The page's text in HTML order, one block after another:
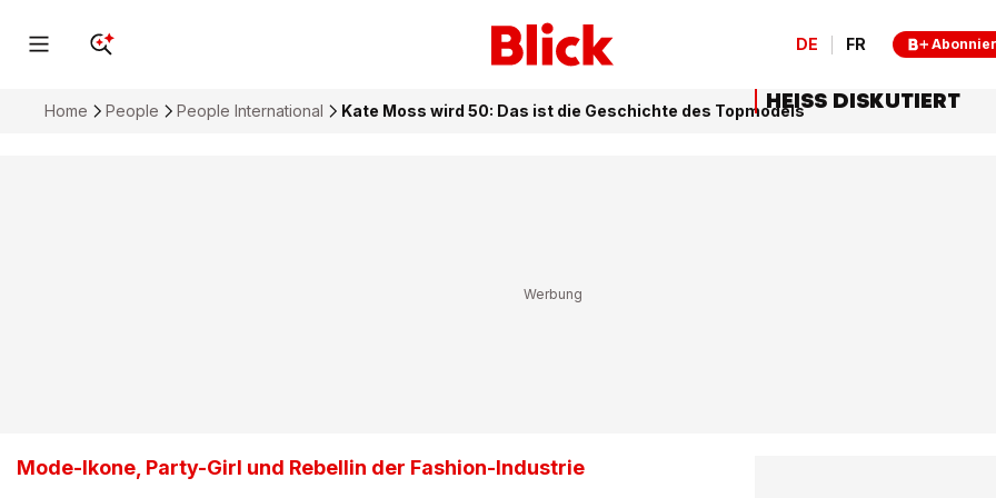
DE FR
Home People People International Kate Moss wird 50: Das ist die Geschichte des Topmodels
Mode-Ikone, Party-Girl und Rebellin der Fashion-Industrie
HEISS DISKUTIERT